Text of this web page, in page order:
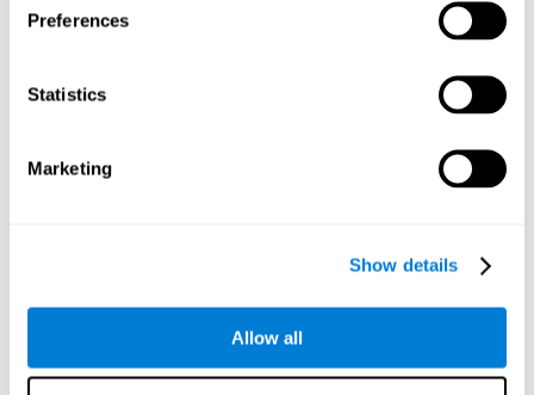
Preferences
Statistics
Marketing
Show details
Allow all
objetos en la pantalla durante un periodo corto de tiempo y
desaparece. Acto seguido aparecen cuatro letras, y sólo una
siendo esa la letra objetivo. Hay que llevarlo a cabo tan
: Aparecen tres objetos
en la pantalla. Primero habrá que recordar el orden de
habrá que detectar la secuencia inicial en el mismo orden.
Inicialmente habrá que atender al tamaño de la forma e
indicar el más alto. Después, habrá que atender bloque que